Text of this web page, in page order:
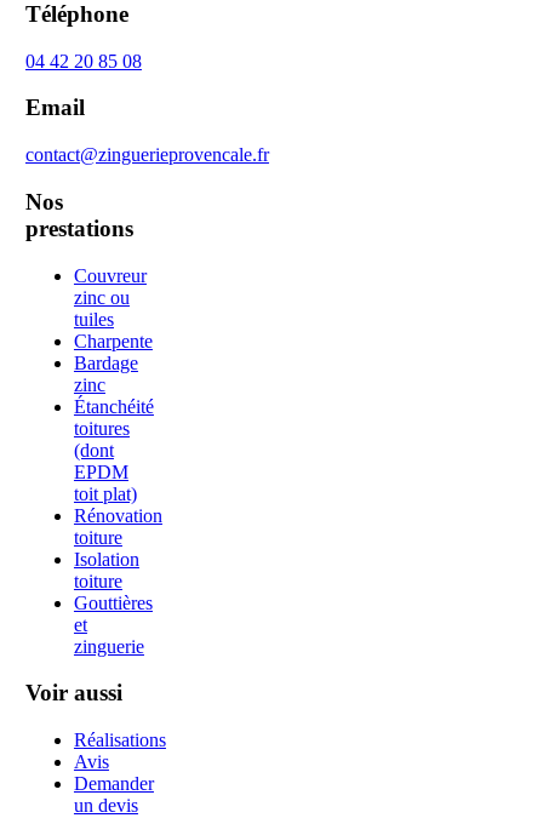
Téléphone
04 42 20 85 08
Email
contact@zinguerieprovencale.fr
Nos
prestations
Couvreur
zinc ou
tuiles
Charpente
Bardage
zinc
Étanchéité
toitures
(dont
EPDM
toit plat)
Rénovation
toiture
Isolation
toiture
Gouttières
et
zinguerie
Voir aussi
Réalisations
Avis
Demander
un devis